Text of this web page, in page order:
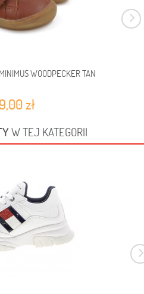
WOODPECKER TAN
zł
W TEJ KATEGORII